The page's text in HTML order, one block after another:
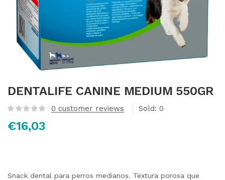
DENTALIFE CANINE MEDIUM 550GR
0 customer reviews Sold: 0
€16,03
Snack dental para perros medianos. Textura porosa que